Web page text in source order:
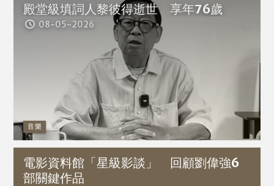
殿堂級填詞人黎彼得逝世 享年76歲
音樂
08-05-2026
電影資料館「星級影談」 回顧劉偉強6
部關鍵作品